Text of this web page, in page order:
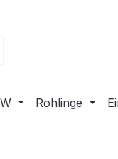
Rohlinge